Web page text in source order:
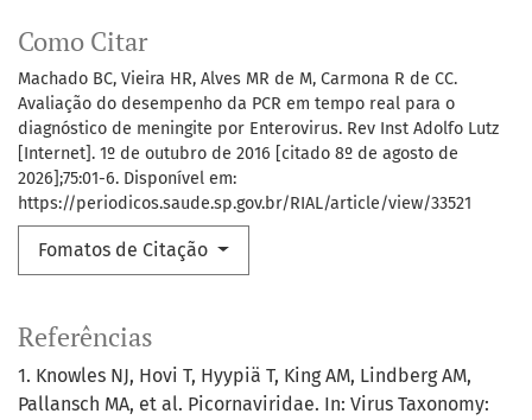
Como Citar
Machado BC, Vieira HR, Alves MR de M, Carmona R de CC.
Avaliação do desempenho da PCR em tempo real para o
diagnóstico de meningite por Enterovirus. Rev Inst Adolfo Lutz
[Internet]. 1º de outubro de 2016 [citado 8º de agosto de
2026];75:01-6. Disponível em:
https://periodicos.saude.sp.gov.br/RIAL/article/view/33521
Fomatos de Citação
Referências
1. Knowles NJ, Hovi T, Hyypiä T, King AM, Lindberg AM,
Pallansch MA, et al. Picornaviridae. In: Virus Taxonomy: